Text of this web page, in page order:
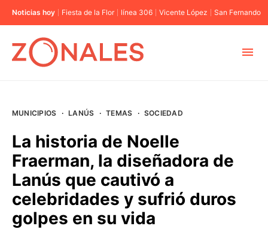
Noticias hoy Fiesta de la Flor línea 306 Vicente López San Fernando
BUENOS AIRES
PROVINCIAS
MUNICIPIOS · LANÚS · TEMAS · SOCIEDAD
La historia de Noelle
Fraerman, la diseñadora de
Lanús que cautivó a
celebridades y sufrió duros
golpes en su vida